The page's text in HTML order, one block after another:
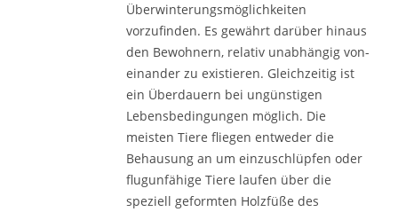
Überwinterungsmöglichkeiten
vorzufinden. Es ge­währt darüber hinaus
den Bewohnern, relativ unabhängig von­
einander zu existieren. Gleichzeitig ist
ein Überdauern bei ungünstigen
Lebensbedingungen möglich. Die
meisten Tiere fliegen entweder die
Behausung an um einzuschlüpfen oder
flugunfähige Tiere laufen über die
speziell geformten Holzfüße des